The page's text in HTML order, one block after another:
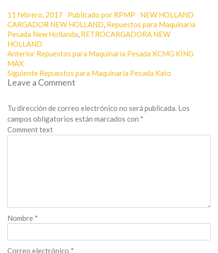
Posted
on
11 febrero, 2017 Author
Publicado por RPMP Categories
NEW HOLLAND
CARGADOR NEW HOLLAND, Repuestos para Maquinaria
Pesada New Hollanda, RETROCARGADORA NEW
HOLLAND
Navegación
de
entradas
Anterior Entrada
Repuestos para Maquinaria Pesada XCMG KING
MAX
Siguiente Entrada
siguiente:
Repuestos para Maquinaria Pesada Kato
Leave a Comment
Tu dirección de correo electrónico no será publicada. Los
campos obligatorios están marcados con *
Comment text
Nombre *
Correo electrónico *